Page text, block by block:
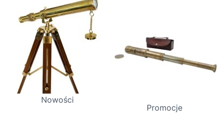
Nowości
Promocje